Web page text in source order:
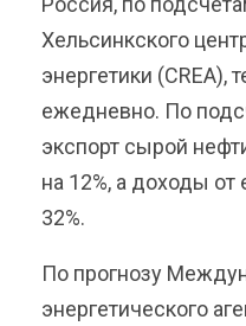
Хельсинкского
энергетики (CREA),
ежедневно. По
экспорт сырой
на 12%, а доходы
32%.
По прогнозу
энергетического